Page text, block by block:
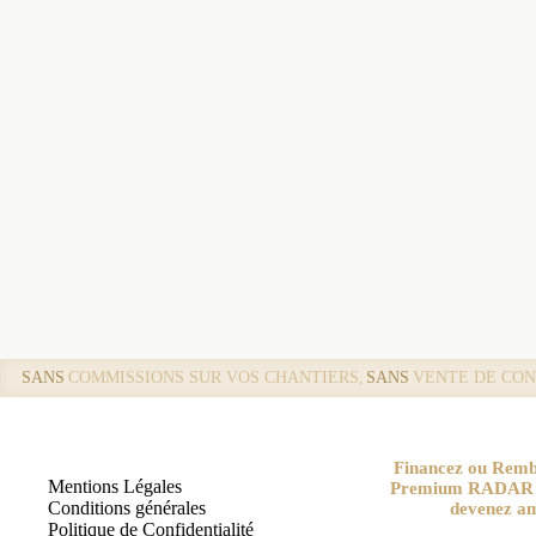
SANS COMMISSIONS SUR VOS CHANTIERS, SANS VENTE DE
Mentions Légales
Conditions générales
Politique de Confidentialité
Financez ou
Premium
devenez